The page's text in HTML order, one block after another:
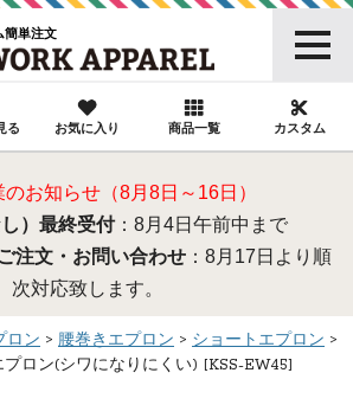
簡単注文
る お気に入り 商品一覧 カスタム
お知らせ（8月8日～16日）
）最終受付：8月4日午前中まで
注文・お問い合わせ：8月17日より順
次対応致します。
ロン 腰巻きエプロン
ショートエプロン
プロン(シワになりにくい) [KSS-EW45]